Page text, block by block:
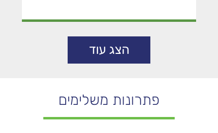
הצג עוד
פתרונות משלימים